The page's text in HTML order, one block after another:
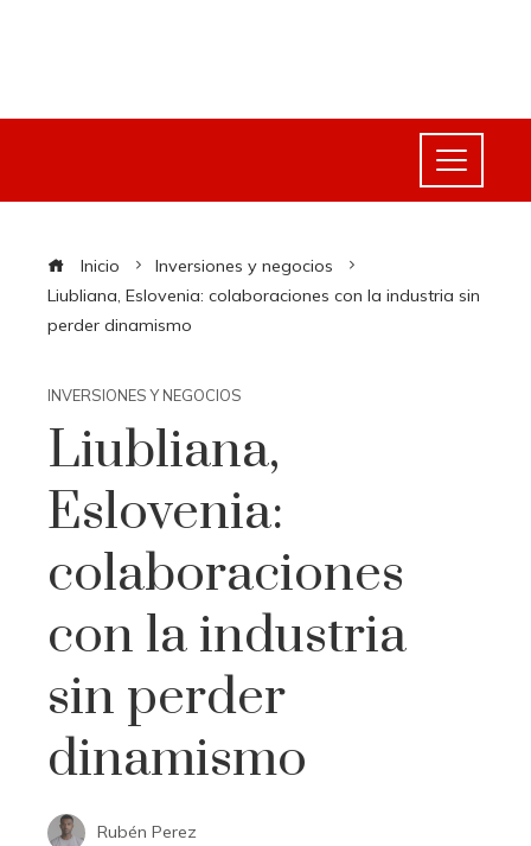
Inicio
Inversiones y negocios
Liubliana, Eslovenia: colaboraciones con la industria sin
perder dinamismo
INVERSIONES Y NEGOCIOS
Liubliana,
Eslovenia:
colaboraciones
con la industria
sin perder
dinamismo
Rubén Perez